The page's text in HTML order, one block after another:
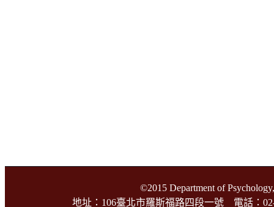
©2015 Department of
地址：106臺北市羅斯福路四段一號 電話：